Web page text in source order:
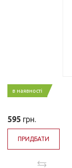
в наявності
595 грн.
ПРИДБАТИ